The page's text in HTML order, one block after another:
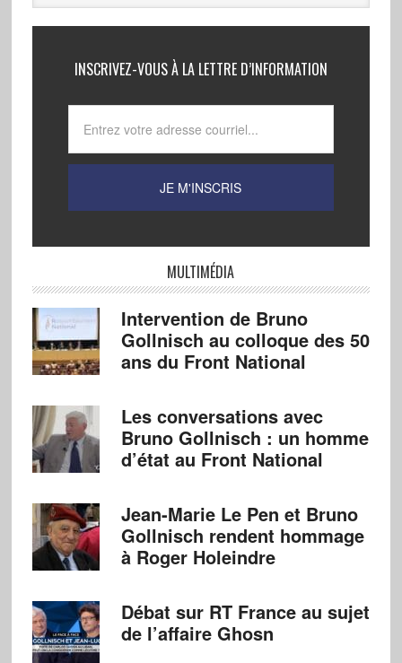
INSCRIVEZ-VOUS À LA LETTRE D’INFORMATION
MULTIMÉDIA
Intervention de Bruno
Gollnisch au colloque des 50
ans du Front National
Les conversations avec
Bruno Gollnisch : un homme
d’état au Front National
Jean-Marie Le Pen et Bruno
Gollnisch rendent hommage
à Roger Holeindre
Débat sur RT France au sujet
de l’affaire Ghosn